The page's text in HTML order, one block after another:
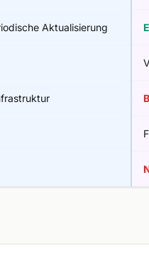
Aktualisierung